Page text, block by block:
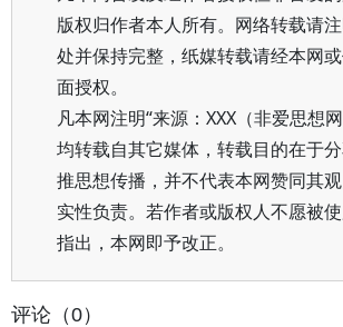
版权归作者本人所有。网络转载请
处并保持完整，纸媒转载请经本网
面授权。
凡本网注明“来源：XXX（非爱思想
均转载自其它媒体，转载目的在于
推思想传播，并不代表本网赞同其
实性负责。若作者或版权人不愿被
指出，本网即予改正。
评论（0）